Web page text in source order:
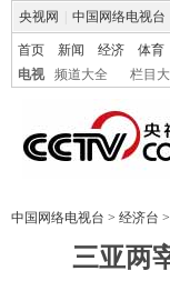
央视网 中国网络电视台
首页 新闻 经济 体育
电视
频道大全 栏目
中国网络电视台 > 经济台 >
三亚两